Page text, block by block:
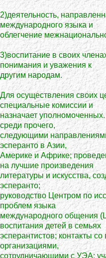
2)деятельность,
международного языка и
облегчение
3)воспитание в своих
понимания и уважения к
другим народам.
Для осуществления своих
специальные комиссии и
назначает
среди прочего,
следующими
эсперанто в Азии,
Америке и Африке;
на лучшие произведения
литературы и искусства,
эсперанто;
руководство Центром по
проблем языка
международного общения
воспитания детей в семьях
эсперантистов; контакты
организациями,
сотрудничающими с УЭА;